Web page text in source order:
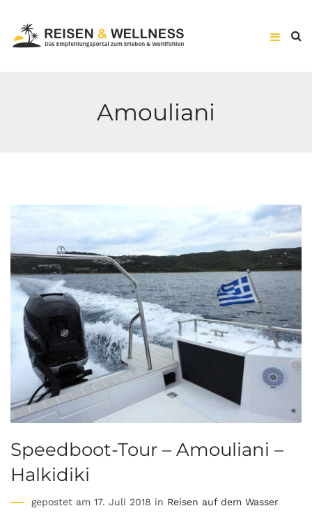
Amouliani
Speedboot-Tour – Amouliani –
Halkidiki
gepostet am 17. Juli 2018 in Reisen auf dem Wasser